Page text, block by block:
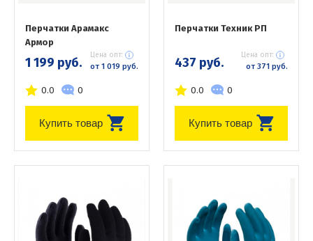
Перчатки Арамакс
Армор
1 199 руб. Цена опт:
от 1 019 руб.
0.0 0
Купить товар
Перчатки Техник РП
437 руб. Цена опт:
от 371 руб.
0.0 0
Купить товар